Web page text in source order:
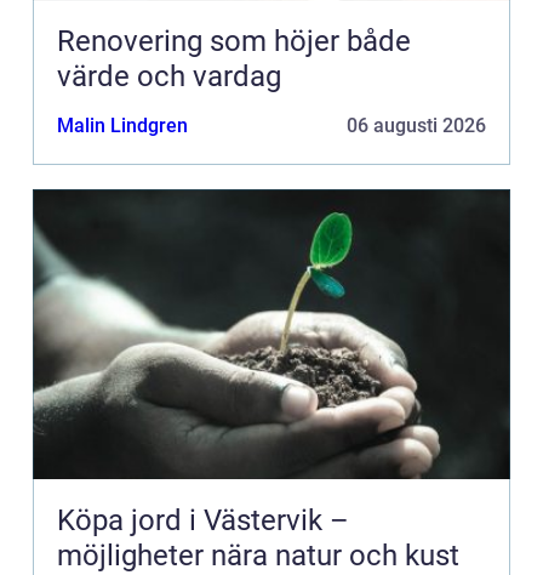
Renovering som höjer både
värde och vardag
Malin Lindgren 06 augusti 2026
Köpa jord i Västervik –
möjligheter nära natur och kust